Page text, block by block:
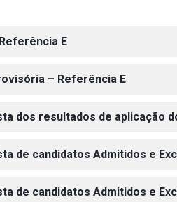
E
– Referência E
dos resultados de aplicação
de candidatos Admitidos e
de candidatos Admitidos e